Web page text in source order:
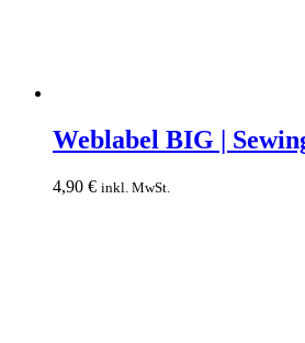
BIG
|
Super
Weblabel BIG |
4,90 € inkl. MwSt.